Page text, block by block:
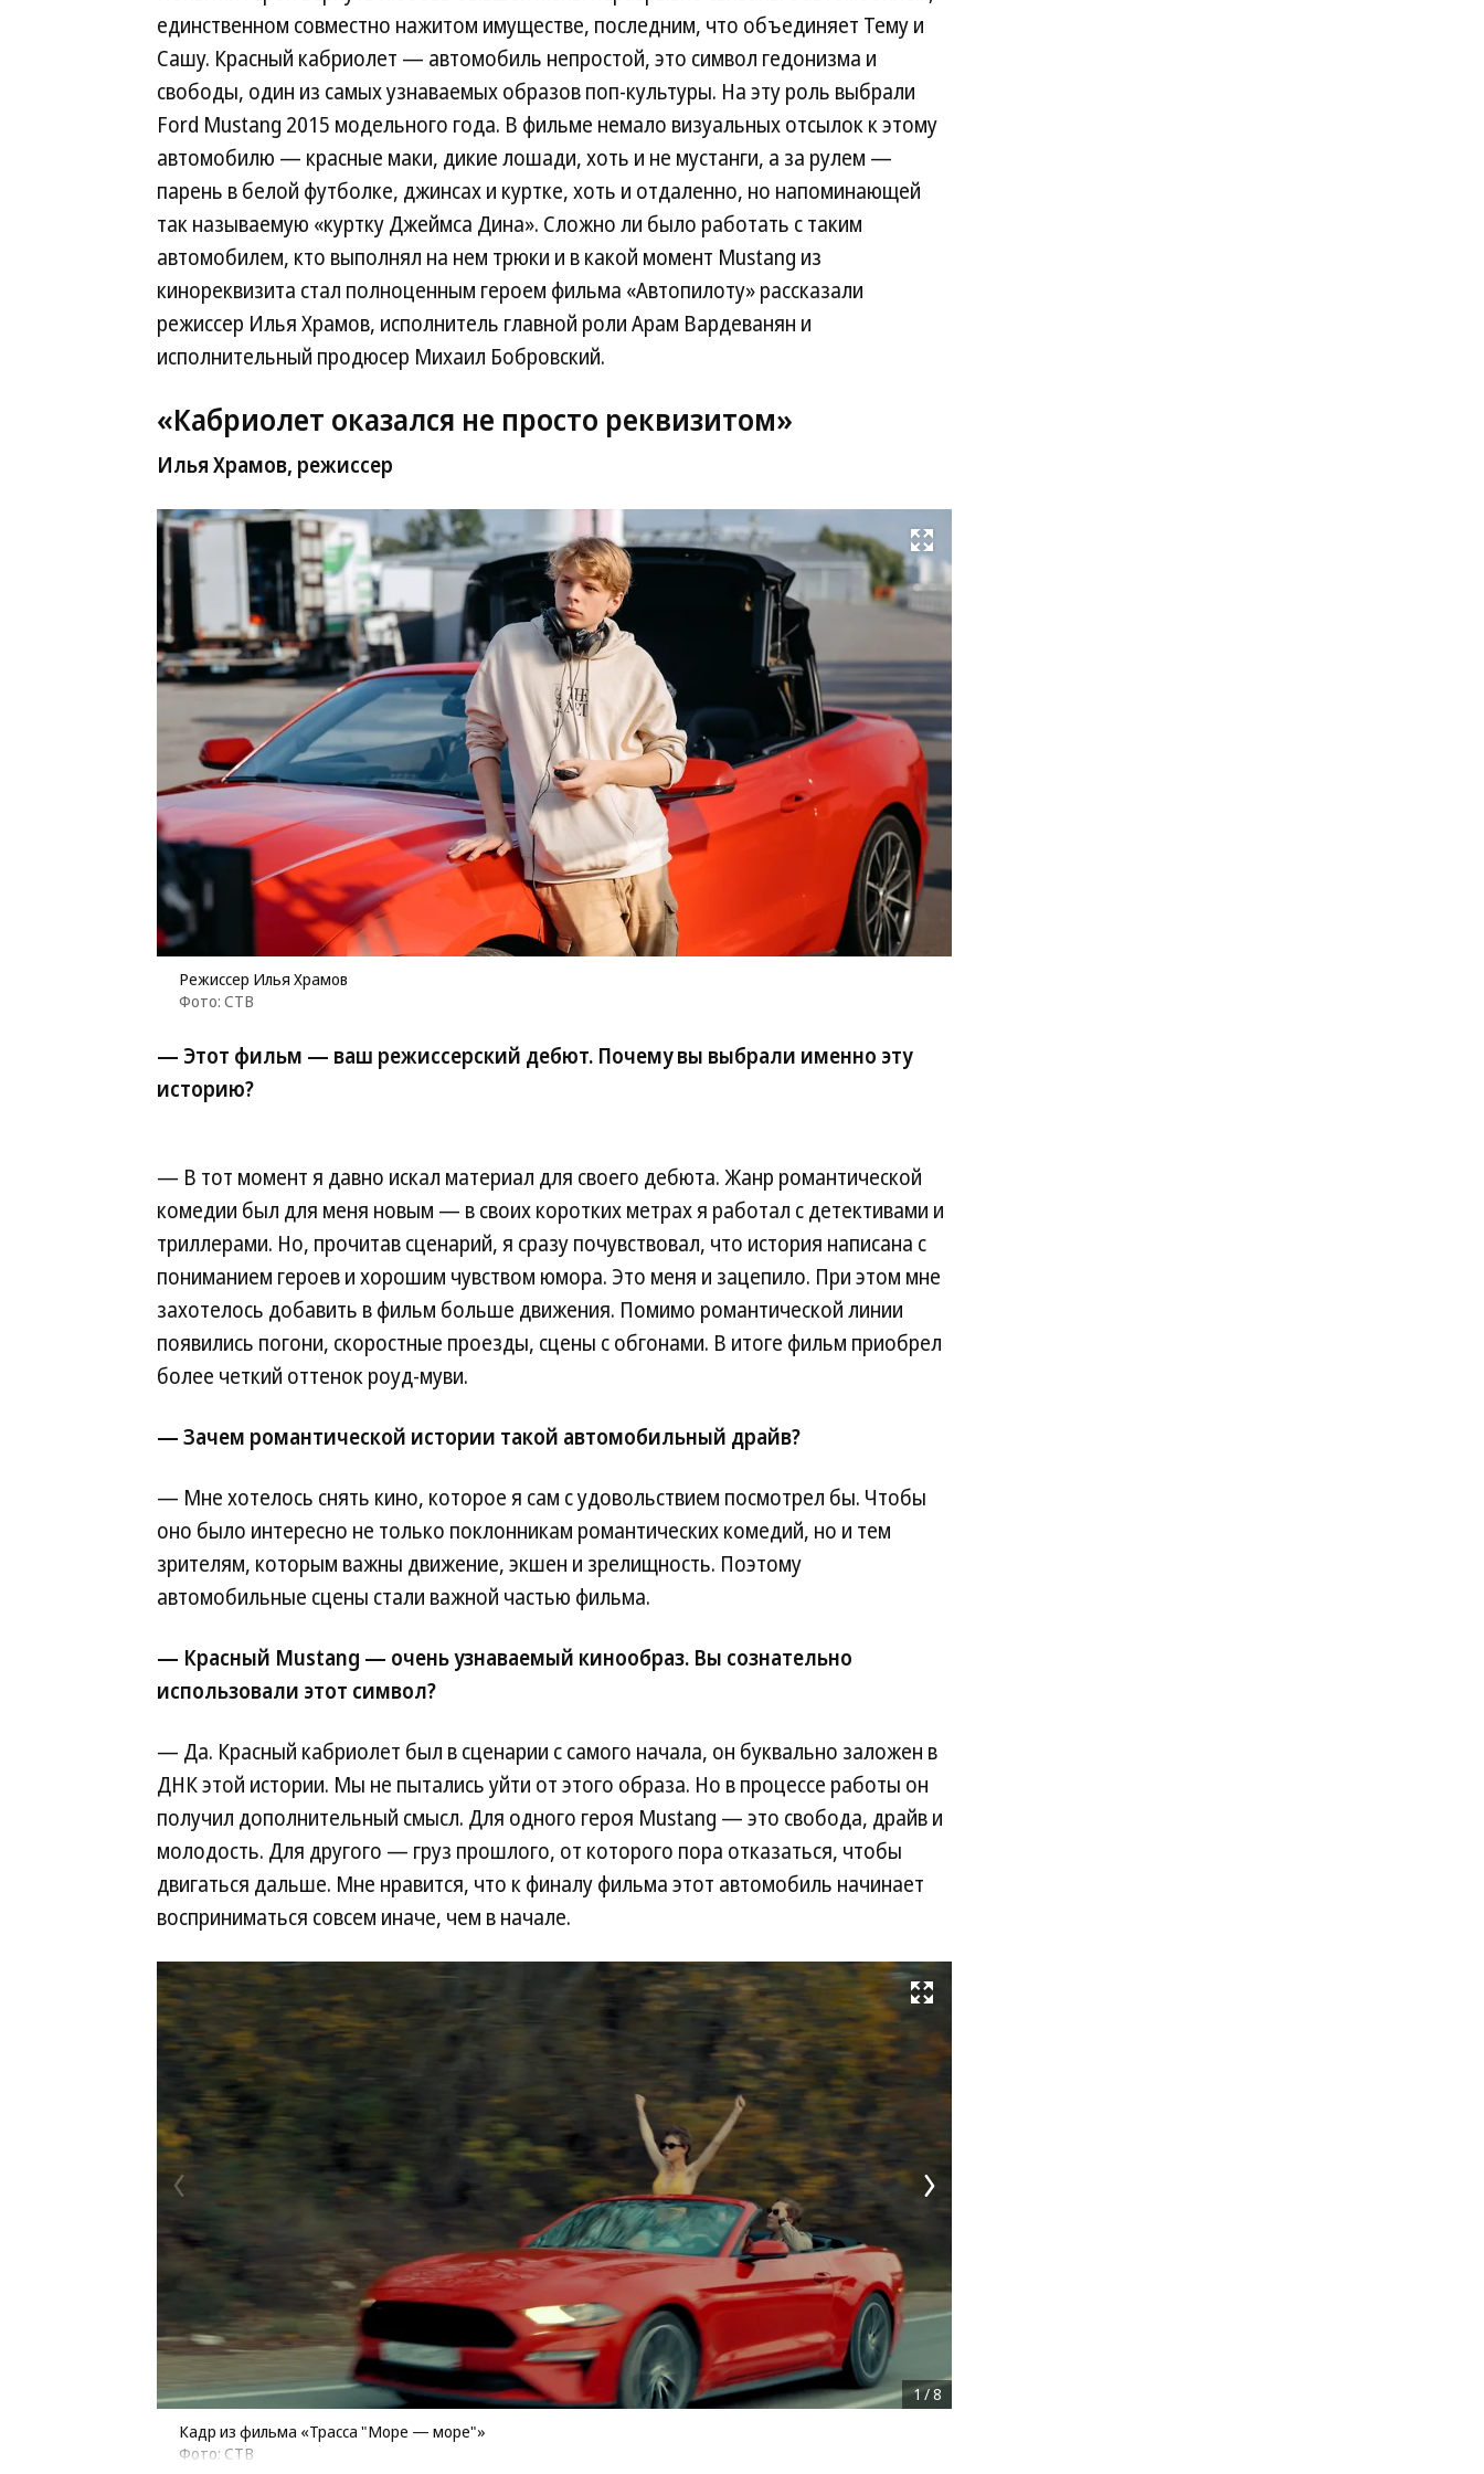
единственном совместно нажитом имуществе, последним, что объединяет Тему и
Сашу. Красный кабриолет — автомобиль непростой, это символ гедонизма и
свободы, один из самых узнаваемых образов поп-культуры. На эту роль выбрали
Ford Mustang 2015 модельного года. В фильме немало визуальных отсылок к этому
автомобилю — красные маки, дикие лошади, хоть и не мустанги, а за рулем —
парень в белой футболке, джинсах и куртке, хоть и отдаленно, но напоминающей
так называемую «куртку Джеймса Дина». Сложно ли было работать с таким
автомобилем, кто выполнял на нем трюки и в какой момент Mustang из
кинореквизита стал полноценным героем фильма «Автопилоту» рассказали
режиссер Илья Храмов, исполнитель главной роли Арам Вардеванян и
исполнительный продюсер Михаил Бобровский.
«Кабриолет оказался не просто реквизитом»
Илья Храмов, режиссер
Развернуть на весь экран
Режиссер Илья Храмов
Фото: СТВ
— Этот фильм — ваш режиссерский дебют. Почему вы выбрали именно эту
историю?
— В тот момент я давно искал материал для своего дебюта. Жанр романтической
комедии был для меня новым — в своих коротких метрах я работал с детективами и
триллерами. Но, прочитав сценарий, я сразу почувствовал, что история написана с
пониманием героев и хорошим чувством юмора. Это меня и зацепило. При этом мне
захотелось добавить в фильм больше движения. Помимо романтической линии
появились погони, скоростные проезды, сцены с обгонами. В итоге фильм приобрел
более четкий оттенок роуд-муви.
— Зачем романтической истории такой автомобильный драйв?
— Мне хотелось снять кино, которое я сам с удовольствием посмотрел бы. Чтобы
оно было интересно не только поклонникам романтических комедий, но и тем
зрителям, которым важны движение, экшен и зрелищность. Поэтому
автомобильные сцены стали важной частью фильма.
— Красный Mustang — очень узнаваемый кинообраз. Вы сознательно
использовали этот символ?
— Да. Красный кабриолет был в сценарии с самого начала, он буквально заложен в
ДНК этой истории. Мы не пытались уйти от этого образа. Но в процессе работы он
получил дополнительный смысл. Для одного героя Mustang — это свобода, драйв и
молодость. Для другого — груз прошлого, от которого пора отказаться, чтобы
двигаться дальше. Мне нравится, что к финалу фильма этот автомобиль начинает
восприниматься совсем иначе, чем в начале.
Развернуть на весь экран
Кадр из фильма «Трасса "Море — море"»
Фото: СТВ
1/8